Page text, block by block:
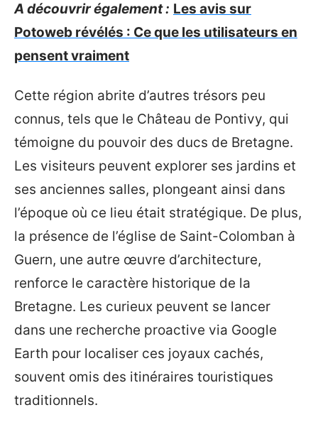
A découvrir également : Les avis sur
Potoweb révélés : Ce que les utilisateurs en
pensent vraiment
Cette région abrite d’autres trésors peu
connus, tels que le Château de Pontivy, qui
témoigne du pouvoir des ducs de Bretagne.
Les visiteurs peuvent explorer ses jardins et
ses anciennes salles, plongeant ainsi dans
l’époque où ce lieu était stratégique. De plus,
la présence de l’église de Saint-Colomban à
Guern, une autre œuvre d’architecture,
renforce le caractère historique de la
Bretagne. Les curieux peuvent se lancer
dans une recherche proactive via Google
Earth pour localiser ces joyaux cachés,
souvent omis des itinéraires touristiques
traditionnels.